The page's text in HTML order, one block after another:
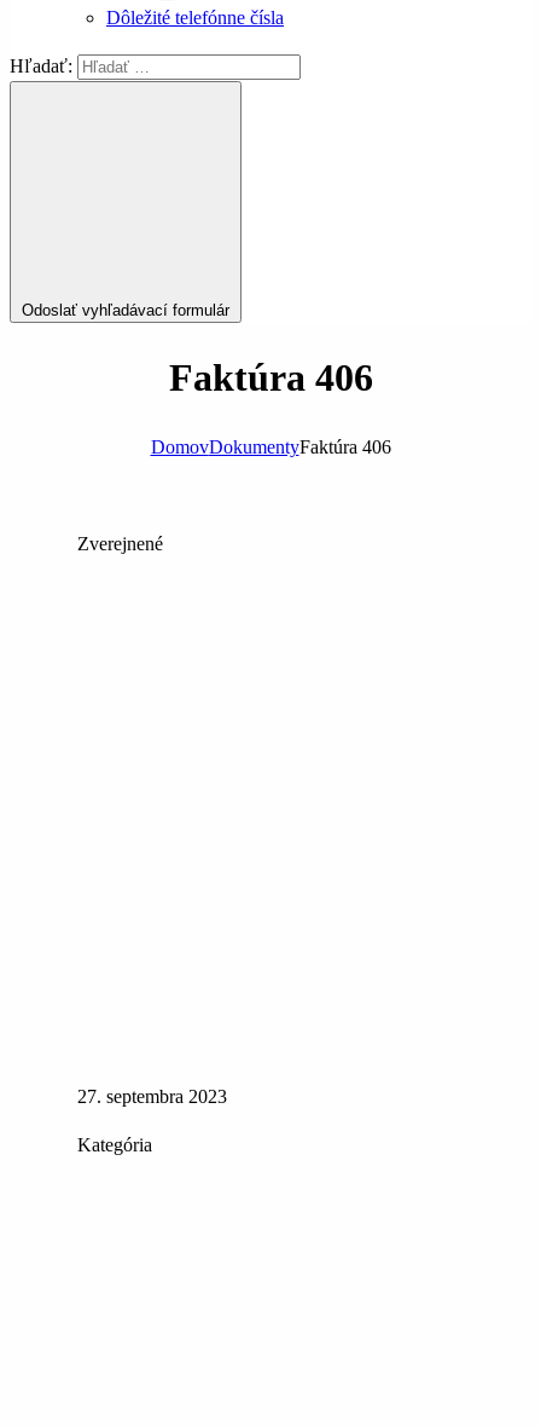
Dôležité telefónne čísla
Hľadať:
Odoslať vyhľadávací formulár
Faktúra 406
DomovDokumentyFaktúra 406
Zverejnené
27. septembra 2023
Kategória